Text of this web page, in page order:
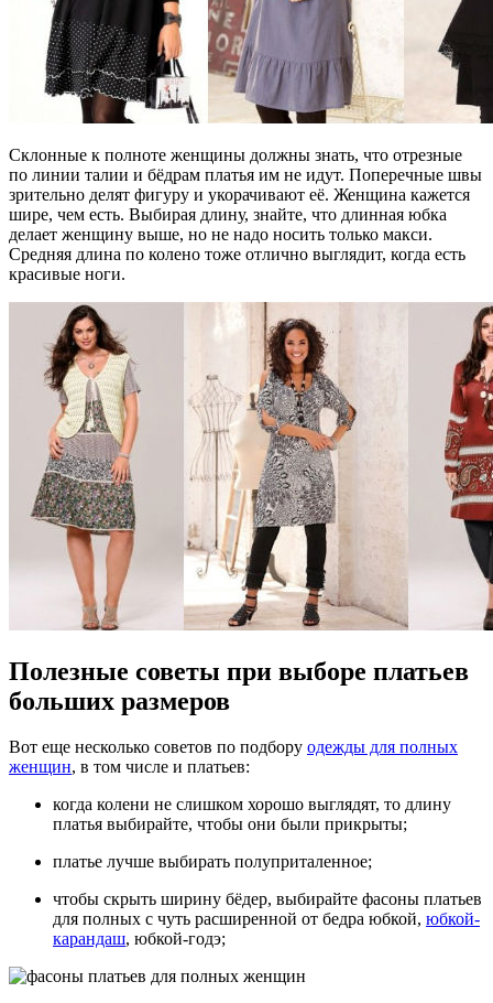
Склонные к полноте женщины должны знать, что отрезные
по линии талии и бёдрам платья им не идут. Поперечные швы
зрительно делят фигуру и укорачивают её. Женщина кажется
шире, чем есть. Выбирая длину, знайте, что длинная юбка
делает женщину выше, но не надо носить только макси.
Средняя длина по колено тоже отлично выглядит, когда есть
красивые ноги.
Полезные советы при выборе платьев
больших размеров
Вот еще несколько советов по подбору одежды для полных
женщин, в том числе и платьев:
когда колени не слишком хорошо выглядят, то длину
платья выбирайте, чтобы они были прикрыты;
платье лучше выбирать полуприталенное;
чтобы скрыть ширину бёдер, выбирайте фасоны платьев
для полных с чуть расширенной от бедра юбкой, юбкой-
карандаш, юбкой-годэ;